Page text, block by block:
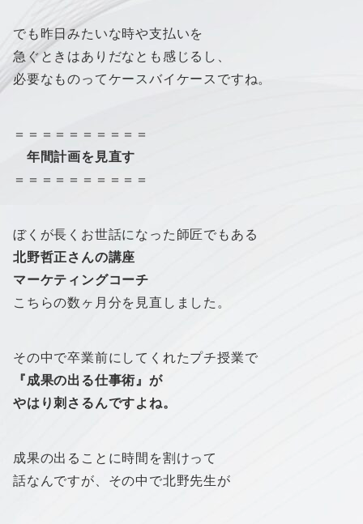
でも昨日みたいな時や支払いを
急ぐときはありだなとも感じるし、
必要なものってケースバイケースですね。
＝＝＝＝＝＝＝＝＝＝
年間計画を見直す
＝＝＝＝＝＝＝＝＝＝
ぼくが長くお世話になった師匠でもある
北野哲正さんの講座
マーケティングコーチ
こちらの数ヶ月分を見直しました。
その中で卒業前にしてくれたプチ授業で
『成果の出る仕事術』が
やはり刺さるんですよね。
成果の出ることに時間を割けって
話なんですが、その中で北野先生が